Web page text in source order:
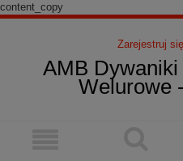
content_copy
Zarejestruj się
AMB
Welurowe